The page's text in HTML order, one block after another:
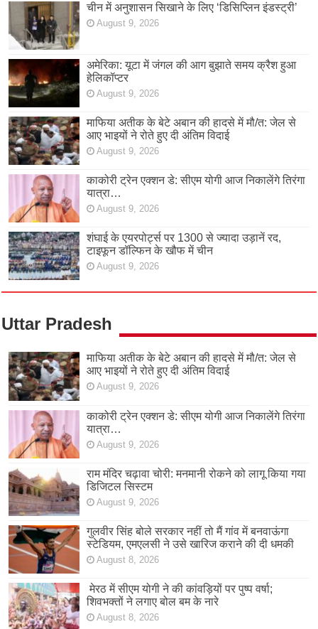
चीन में अनुशासन सिखाने के लिए ‘डिसिप्लिन इंडस्ट्री’
August 9, 2026
अमेरिका: यूटा में जंगल की आग बुझाते समय क्रैश हुआ
हेलिकॉप्टर
August 9, 2026
माफिया अतीक के बेटे अबान की हादसे में मौ/त: जेल से
आए भाइयों ने रोते हुए दी अंतिम विदाई
August 9, 2026
काकोरी ट्रेन एक्शन डे: सीएम योगी आज निकालेंगे तिरंगा
यात्रा…
August 9, 2026
शंघाई के एयरपोर्ट्स पर 1300 से ज्यादा उड़ानें रद,
टाइफून डॉल्फिन के खौफ में चीन
August 9, 2026
Uttar Pradesh
माफिया अतीक के बेटे अबान की हादसे में मौ/त: जेल से
आए भाइयों ने रोते हुए दी अंतिम विदाई
August 9, 2026
काकोरी ट्रेन एक्शन डे: सीएम योगी आज निकालेंगे तिरंगा
यात्रा…
August 9, 2026
राम मंदिर चढ़ावा चोरी: मनमानी रोकने को लागू किया गया
डिजिटल सिस्टम
August 9, 2026
गुलवीर सिंह बोले सरकार नहीं तो मैं गांव में बनवाऊंगा
स्टेडियम, एमएलसी ने उसे खारिज कराने की दी धमकी
August 8, 2026
मेरठ में सीएम योगी ने की कांवड़ियों पर पुष्प वर्षा;
शिवभक्तों ने लगाए बोल बम के नारे
August 8, 2026